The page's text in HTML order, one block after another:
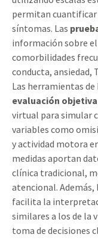
permitan cuantificar
síntomas. Las
información sobre
comorbilidades
conducta, ansiedad,
Las herramientas
evaluación
virtual para simular
variables como
y actividad motora
medidas aportan
clínica tradicional,
atencional. Además,
facilita la
similares a los de la
toma de decisiones